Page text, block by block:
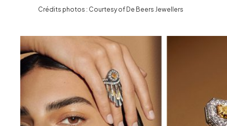
Crédits photos : Courtesy of De Beers Jewellers